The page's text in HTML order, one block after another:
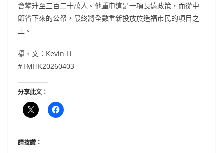
會攀升至三百二十萬人。他重申這是一項長遠政策，而從中
節省下來的公帑，最終將全數重新投放於造福市民的項目之
上。
攝、文：Kevin Li
#TMHK20260403
分享此文：
請按讚：